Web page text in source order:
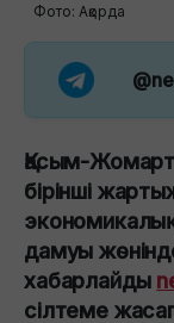
Фото: Ақорда
Қасым-
бірінші
дамуы
хабарлайды
сілтеме